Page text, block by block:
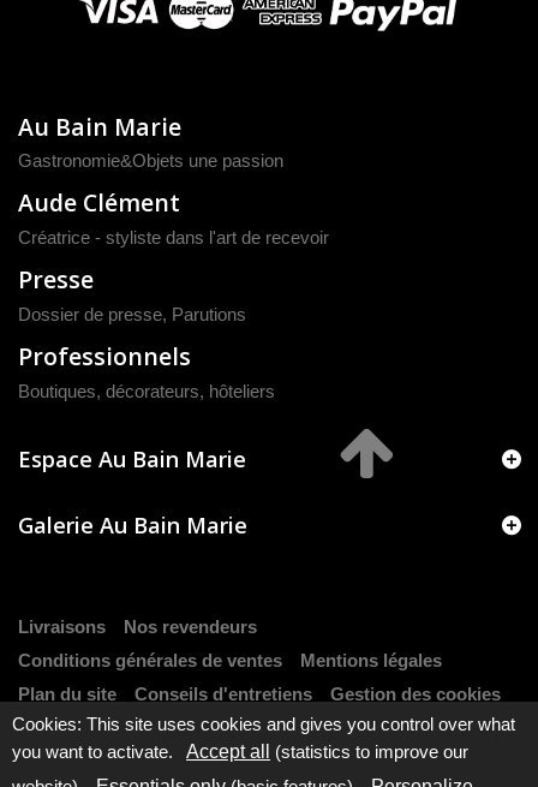
Au Bain Marie
Gastronomie&Objets une passion
Aude Clément
Créatrice - styliste dans l'art de recevoir
Presse
Dossier de presse, Parutions
Professionnels
Boutiques, décorateurs, hôteliers
Espace Au Bain Marie
Galerie Au Bain Marie
Livraisons
Nos revendeurs
Conditions générales de ventes
Mentions légales
Plan du site
Conseils d'entretiens
Gestion des cookies
Cookies: This site uses cookies and gives you control over what
you want to activate.
Accept all
(statistics to improve our